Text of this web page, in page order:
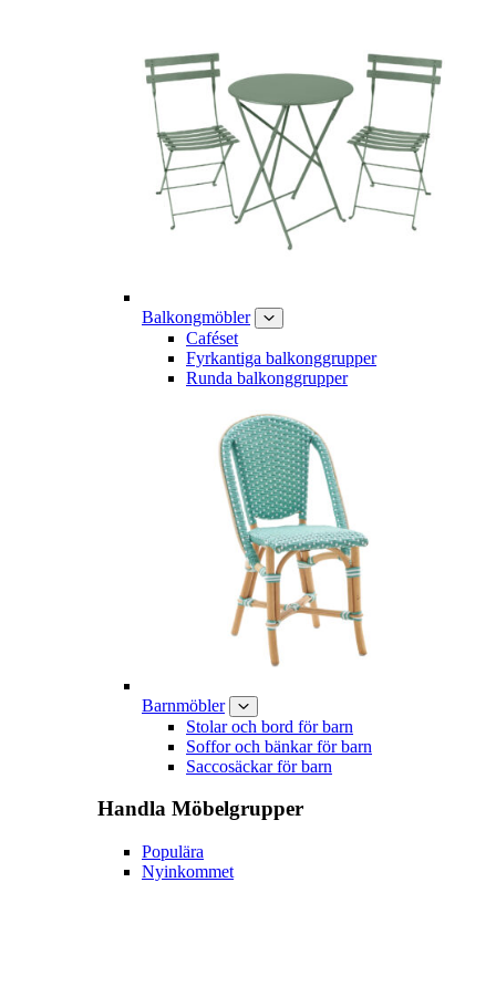
Balkongmöbler
Caféset
Fyrkantiga balkonggrupper
Runda balkonggrupper
Barnmöbler
Stolar och bord för barn
Soffor och bänkar för barn
Saccosäckar för barn
Handla Möbelgrupper
Populära
Nyinkommet